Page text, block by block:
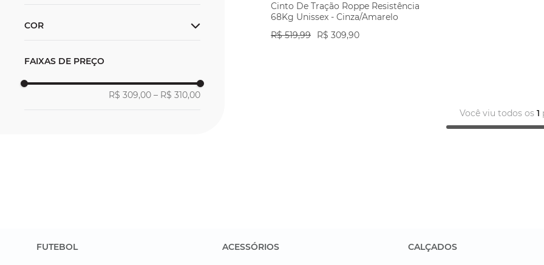
COR
FAIXAS DE PREÇO
R$ 309,00 – R$ 310,00
Cinto De Tração Roppe Resistência
68Kg Unissex - Cinza/Amarelo
R$ 519,99 R$ 309,90
Você viu todos os 1
FUTEBOL ACESSÓRIOS CALÇADOS